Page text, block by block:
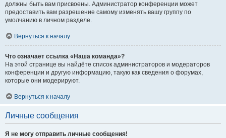
должны быть вам присвоены. Администратор конференции может
предоставить вам разрешение самому изменять вашу группу по
умолчанию в личном разделе.
Вернуться к началу
Что означает ссылка «Наша команда»?
На этой странице вы найдёте список администраторов и модераторов
конференции и другую информацию, такую как сведения о форумах,
которые они модерируют.
Вернуться к началу
Личные сообщения
Я не могу отправить личные сообщения!